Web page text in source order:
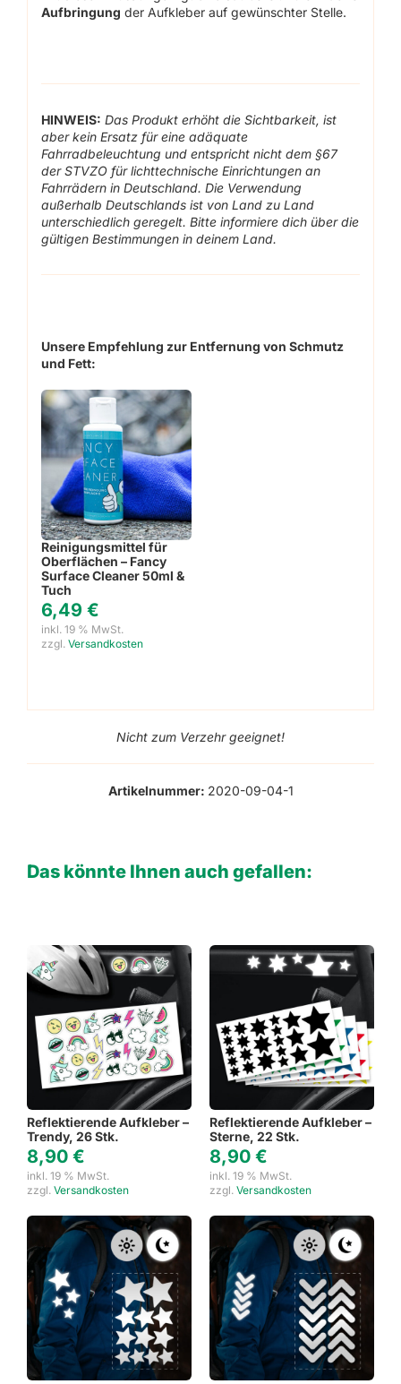
Aufbringung der Aufkleber auf gewünschter Stelle.
HINWEIS: Das Produkt erhöht die Sichtbarkeit, ist
aber kein Ersatz für eine adäquate
Fahrradbeleuchtung und entspricht nicht dem §67
der STVZO für lichttechnische Einrichtungen an
Fahrrädern in Deutschland. Die Verwendung
außerhalb Deutschlands ist von Land zu Land
unterschiedlich geregelt. Bitte informiere dich über die
gültigen Bestimmungen in deinem Land.
Unsere Empfehlung zur Entfernung von Schmutz
und Fett:
Reinigungsmittel für
Oberflächen – Fancy
Surface Cleaner 50ml &
Tuch
6,49€
inkl. 19 % MwSt.
zzgl.Versandkosten
Nicht zum Verzehr geeignet!
Artikelnummer: 2020-09-04-1
Das könnte Ihnen auch gefallen:
Reflektierende Aufkleber –
Trendy, 26 Stk.
8,90 €
inkl. 19 % MwSt.
zzgl. Versandkosten
Reflektierende Aufkleber –
Sterne, 22 Stk.
8,90 €
inkl. 19 % MwSt.
zzgl. Versandkosten